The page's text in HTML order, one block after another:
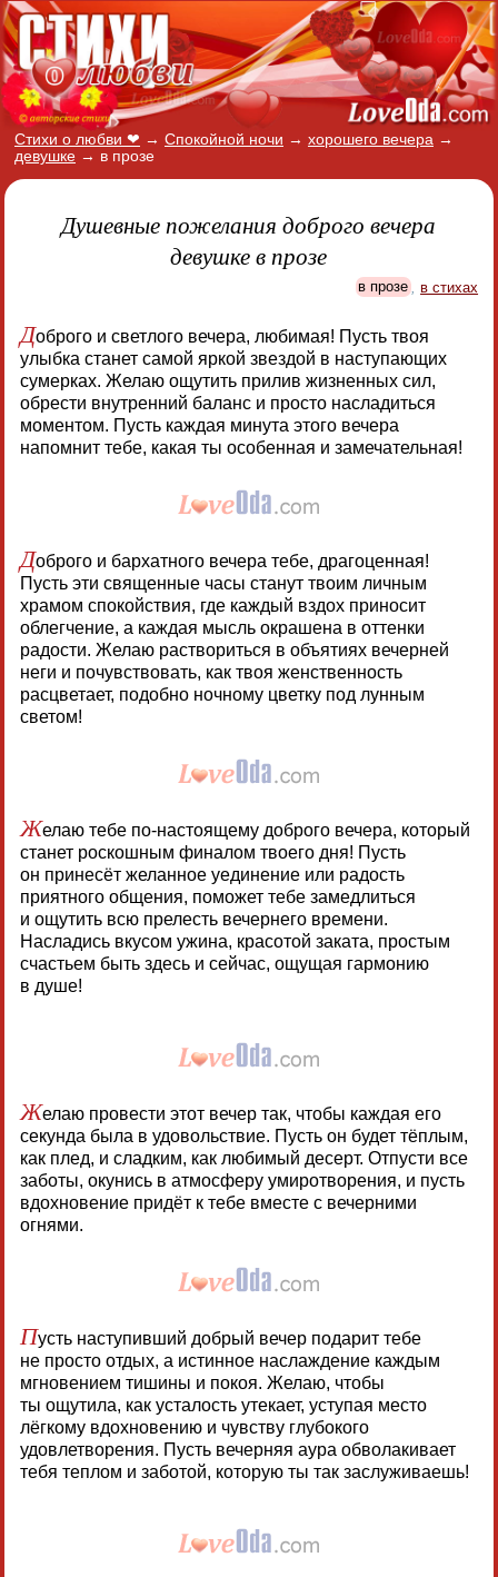
Стихи о любви ❤ → Спокойной ночи → хорошего вечера →
девушке → в прозе
Душевные пожелания доброго вечера
девушке в прозе
в прозе в стихах
Доброго и светлого вечера, любимая! Пусть твоя
улыбка станет самой яркой звездой в наступающих
сумерках. Желаю ощутить прилив жизненных сил,
обрести внутренний баланс и просто насладиться
моментом. Пусть каждая минута этого вечера
напомнит тебе, какая ты особенная и замечательная!
Доброго и бархатного вечера тебе, драгоценная!
Пусть эти священные часы станут твоим личным
храмом спокойствия, где каждый вздох приносит
облегчение, а каждая мысль окрашена в оттенки
радости. Желаю раствориться в объятиях вечерней
неги и почувствовать, как твоя женственность
расцветает, подобно ночному цветку под лунным
светом!
Желаю тебе по-настоящему доброго вечера, который
станет роскошным финалом твоего дня! Пусть
он принесёт желанное уединение или радость
приятного общения, поможет тебе замедлиться
и ощутить всю прелесть вечернего времени.
Насладись вкусом ужина, красотой заката, простым
счастьем быть здесь и сейчас, ощущая гармонию
в душе!
Желаю провести этот вечер так, чтобы каждая его
секунда была в удовольствие. Пусть он будет тёплым,
как плед, и сладким, как любимый десерт. Отпусти все
заботы, окунись в атмосферу умиротворения, и пусть
вдохновение придёт к тебе вместе с вечерними
огнями.
Пусть наступивший добрый вечер подарит тебе
не просто отдых, а истинное наслаждение каждым
мгновением тишины и покоя. Желаю, чтобы
ты ощутила, как усталость утекает, уступая место
лёгкому вдохновению и чувству глубокого
удовлетворения. Пусть вечерняя аура обволакивает
тебя теплом и заботой, которую ты так заслуживаешь!